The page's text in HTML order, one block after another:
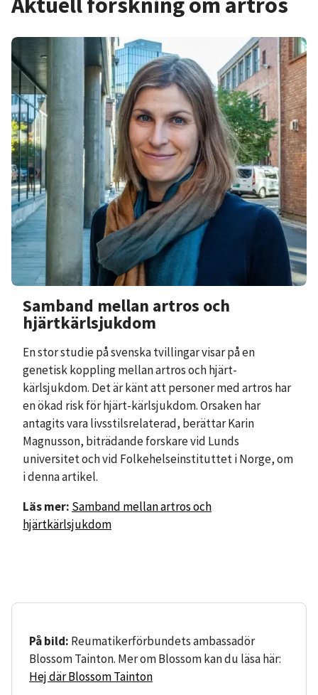
Samband mellan artros och
hjärtkärlsjukdom
En stor studie på svenska tvillingar visar på en
genetisk koppling mellan artros och hjärt-
kärlsjukdom. Det är känt att personer med artros har
en ökad risk för hjärt-kärlsjukdom. Orsaken har
antagits vara livsstilsrelaterad, berättar Karin
Magnusson, biträdande forskare vid Lunds
universitet och vid Folkehelseinstituttet i Norge, om
i denna artikel.
Läs mer: Samband mellan artros och
hjärtkärlsjukdom
På bild: Reumatikerförbundets ambassadör
Blossom Tainton. Mer om Blossom kan du läsa här:
Hej där Blossom Tainton